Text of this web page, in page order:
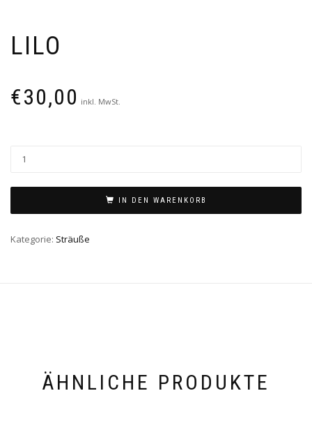
LILO
€30,00 inkl. MwSt.
IN DEN WARENKORB
Kategorie: Sträuße
ÄHNLICHE PRODUKTE